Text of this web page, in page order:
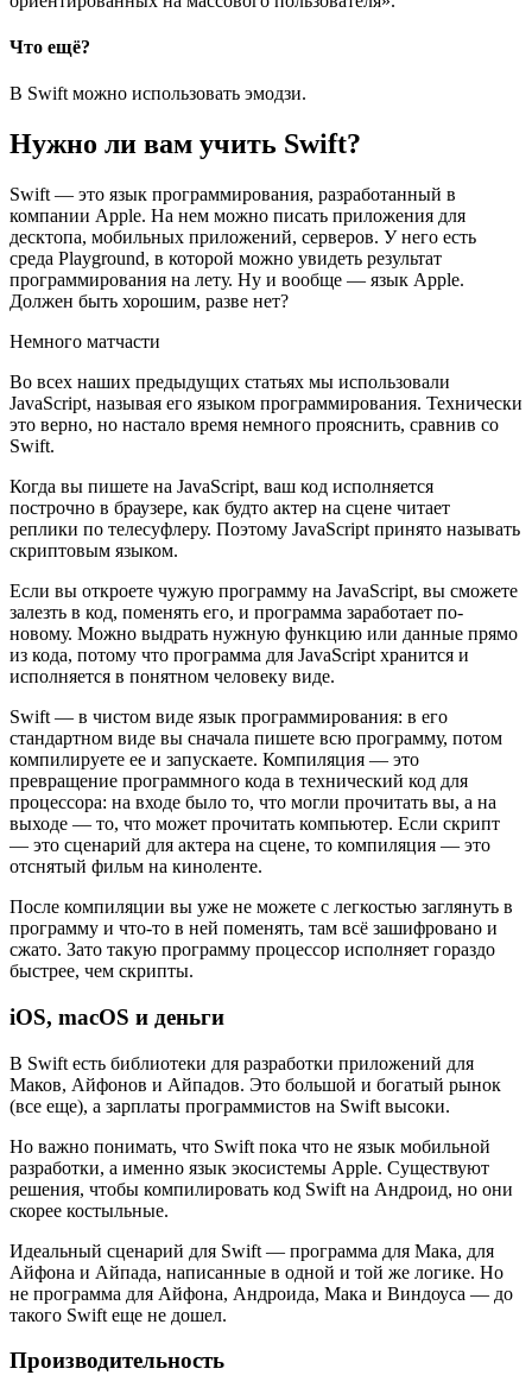
Что ещё?
В Swift можно использовать эмодзи.
Нужно ли вам учить Swift?
Swift — это язык программирования, разработанный в
компании Apple. На нем можно писать приложения для
десктопа, мобильных приложений, серверов. У него есть
среда Playground, в которой можно увидеть результат
программирования на лету. Ну и вообще — язык Apple.
Должен быть хорошим, разве нет?
Немного матчасти
Во всех наших предыдущих статьях мы использовали
JavaScript, называя его языком программирования. Технически
это верно, но настало время немного прояснить, сравнив со
Swift.
Когда вы пишете на JavaScript, ваш код исполняется
построчно в браузере, как будто актер на сцене читает
реплики по телесуфлеру. Поэтому JavaScript принято называть
скриптовым языком.
Если вы откроете чужую программу на JavaScript, вы сможете
залезть в код, поменять его, и программа заработает по-
новому. Можно выдрать нужную функцию или данные прямо
из кода, потому что программа для JavaScript хранится и
исполняется в понятном человеку виде.
Swift — в чистом виде язык программирования: в его
стандартном виде вы сначала пишете всю программу, потом
компилируете ее и запускаете. Компиляция — это
превращение программного кода в технический код для
процессора: на входе было то, что могли прочитать вы, а на
выходе — то, что может прочитать компьютер. Если скрипт
— это сценарий для актера на сцене, то компиляция — это
отснятый фильм на киноленте.
После компиляции вы уже не можете с легкостью заглянуть в
программу и что-то в ней поменять, там всё зашифровано и
сжато. Зато такую программу процессор исполняет гораздо
быстрее, чем скрипты.
iOS, macOS и деньги
В Swift есть библиотеки для разработки приложений для
Маков, Айфонов и Айпадов. Это большой и богатый рынок
(все еще), а зарплаты программистов на Swift высоки.
Но важно понимать, что Swift пока что не язык мобильной
разработки, а именно язык экосистемы Apple. Существуют
решения, чтобы компилировать код Swift на Андроид, но они
скорее костыльные.
Идеальный сценарий для Swift — программа для Мака, для
Айфона и Айпада, написанные в одной и той же логике. Но
не программа для Айфона, Андроида, Мака и Виндоуса — до
такого Swift еще не дошел.
Производительность